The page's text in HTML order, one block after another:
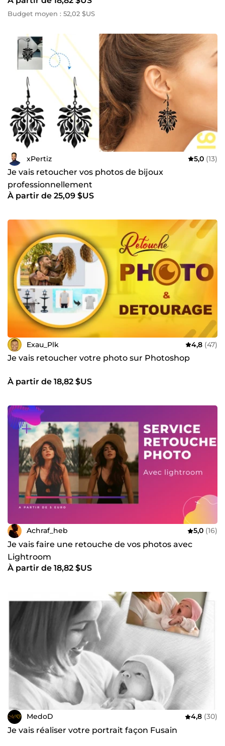
Budget moyen : 52,02 $US
xPertiz 5,0 (13)
Je vais retoucher vos photos de bijoux
professionnellement
À partir de 25,09 $US
Exau_Plk 4,8 (47)
Je vais retoucher votre photo sur Photoshop
À partir de 18,82 $US
Achraf_heb 5,0 (16)
Je vais faire une retouche de vos photos avec
Lightroom
À partir de 18,82 $US
MedoD 4,8 (30)
Je vais réaliser votre portrait façon Fusain